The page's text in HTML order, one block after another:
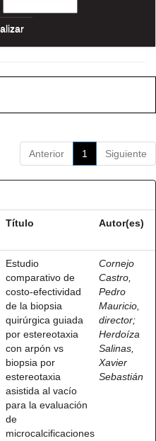
Anterior 1 Siguiente
Título Autor(es)
Estudio
comparativo de
costo-efectividad
de la biopsia
quirúrgica guiada
por estereotaxia
con arpón vs
biopsia por
estereotaxia
asistida al vacío
para la evaluación
de
microcalcificaciones
Cornejo
Castro,
Pedro
Mauricio,
director;
Herdoíza
Salinas,
Xavier
Sebastián